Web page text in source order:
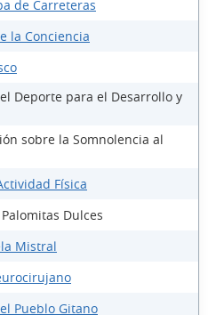
de Carreteras
la Conciencia
Deporte para el Desarrollo y
sobre la Somnolencia al
Física
Dulces
Mistral
Pueblo Gitano